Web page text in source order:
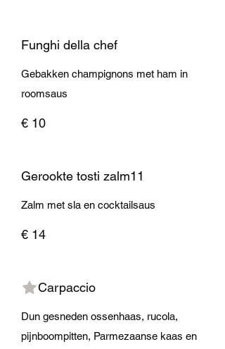
Funghi della chef
Gebakken champignons met ham in
roomsaus
€ 10
Gerookte tosti zalm11
Zalm met sla en cocktailsaus
€ 14
Carpaccio
Dun gesneden ossenhaas, rucola,
pijnboompitten, Parmezaanse kaas en